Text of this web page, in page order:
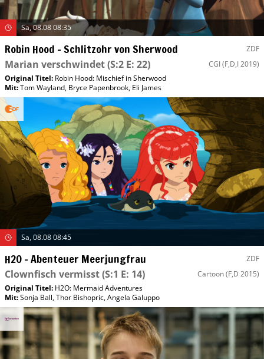
Sa, 08.08 08:35
Robin Hood – Schlitzohr von Sherwood ZDF
Marian verschwindet(S:2 E: 22) CGI(F,D,I 2019)
Original Titel: Robin Hood: Mischief in Sherwood
Mit:Tom Wayland, Bryce Papenbrook, Eli James
Sa, 08.08 08:45
H2O – Abenteuer Meerjungfrau ZDF
Clownfisch vermisst(S:1 E: 14) Cartoon(F,D 2015)
Original Titel: H2O: Mermaid Adventures
Mit:Sonja Ball,Thor Bishopric,Angela Galuppo